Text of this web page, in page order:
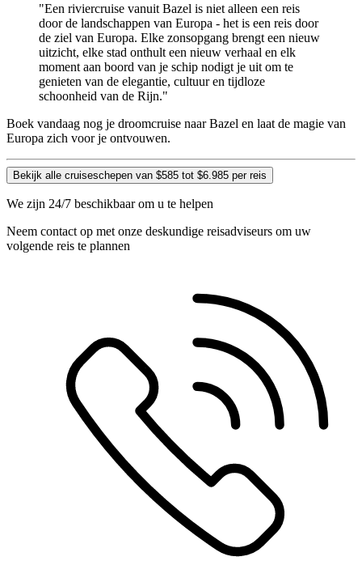
"Een riviercruise vanuit Bazel is niet alleen een reis
door de landschappen van Europa - het is een reis door
de ziel van Europa. Elke zonsopgang brengt een nieuw
uitzicht, elke stad onthult een nieuw verhaal en elk
moment aan boord van je schip nodigt je uit om te
genieten van de elegantie, cultuur en tijdloze
schoonheid van de Rijn."
Boek vandaag nog je droomcruise naar Bazel en laat de magie van
Europa zich voor je ontvouwen.
Bekijk alle cruiseschepen van $585 tot $6.985 per reis
We zijn 24/7 beschikbaar om u te helpen
Neem contact op met onze deskundige reisadviseurs om uw
volgende reis te plannen